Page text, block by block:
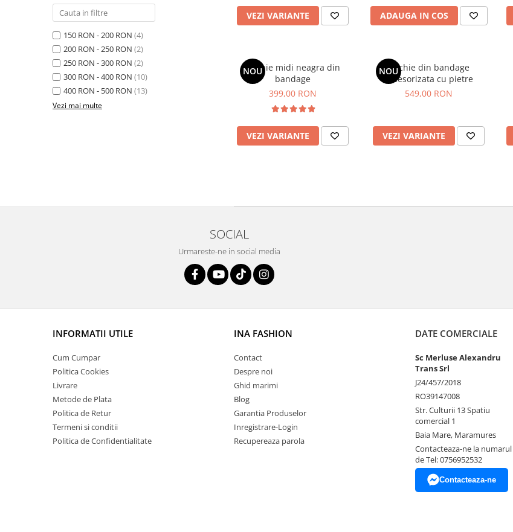
150 RON - 200 RON (4)
200 RON - 250 RON (2)
250 RON - 300 RON (2)
300 RON - 400 RON (10)
400 RON - 500 RON (13)
Vezi mai multe
VEZI VARIANTE ADAUGA IN COS
NOU
Rochie midi neagra din
bandage
399,00 RON
VEZI VARIANTE
NOURochie din bandage
accesorizata cu pietre
549,00 RON
VEZI VARIANTE
SOCIAL
Urmareste-ne in social media
INFORMATII UTILE
Cum Cumpar
Politica Cookies
Livrare
Metode de Plata
Politica de Retur
Termeni si conditii
Politica de Confidentialitate
INA FASHION
Contact
Despre noi
Ghid marimi
Blog
Garantia Produselor
Inregistrare-Login
Recupereaza parola
DATE COMERCIALE
Sc Merluse Alexandru
Trans Srl
J24/457/2018
RO39147008
Str. Culturii 13 Spatiu
comercial 1
Baia Mare, Maramures
Contacteaza-ne la numarul
de Tel: 0756952532
Contacteaza-ne